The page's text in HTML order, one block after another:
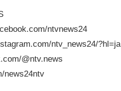
ntvnews24
ntv_news24/?hl=ja
@ntv.news
news24ntv